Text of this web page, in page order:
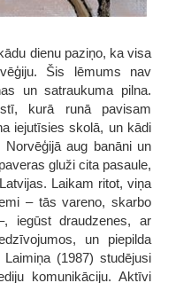
dienu paziņo, ka visa
Šis lēmums nav
un satraukuma pilna.
kurā runā pavisam
iejutīsies skolā, un kādi
aug banāni un
gluži cita pasaule,
Laikam ritot, viņa
– tās vareno, skarbo
iegūst draudzenes, ar
un piepilda
(1987) studējusi
komunikāciju. Aktīvi